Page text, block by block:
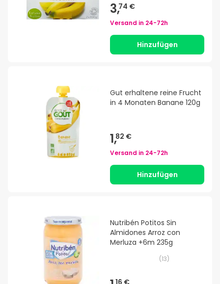
3,74 €
Versand in 24-72h
Hinzufügen
Gut erhaltene reine Frucht
in 4 Monaten Banane 120g
1,82 €
Versand in 24-72h
Hinzufügen
Nutribén Potitos Sin
Almidones Arroz con
Merluza +6m 235g
(13)
16 €